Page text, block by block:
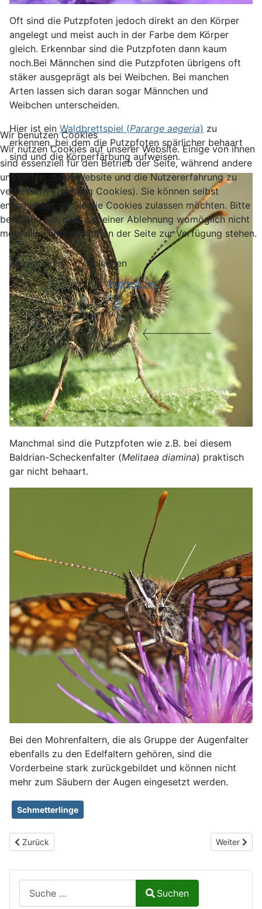
Oft sind die Putzpfoten jedoch direkt an den Körper
angelegt und meist auch in der Farbe dem Körper
gleich. Erkennbar sind die Putzpfoten dann kaum
noch.Bei Männchen sind die Putzpfoten übrigens oft
stäker ausgeprägt als bei Weibchen. Bei manchen
Arten lassen sich daran sogar Männchen und
Weibchen unterscheiden.
Hier ist ein Waldbrettspiel (Pararge aegeria) zu
erkennen, bei dem die Putzpfoten spärlicher behaart
sind und die Körperfärbung aufweisen.
Manchmal sind die Putzpfoten wie z.B. bei diesem
Baldrian-Scheckenfalter (Melitaea diamina) praktisch
gar nicht behaart.
Bei den Mohrenfaltern, die als Gruppe der Augenfalter
ebenfalls zu den Edelfaltern gehören, sind die
Vorderbeine stark zurückgebildet und können nicht
mehr zum Säubern der Augen eingesetzt werden.
Schmetterlinge
Vorheriger Beitrag: Schmetterlingsrüssel
Zurück Nächster
Weiter
Suchen
Wir benutzen Cookies
Wir nutzen Cookies auf unserer Website. Einige von ihnen
sind essenziell für den Betrieb der Seite, während andere
uns helfen, diese Website und die Nutzererfahrung zu
verbessern (Tracking Cookies). Sie können selbst
entscheiden, ob Sie die Cookies zulassen möchten. Bitte
beachten Sie, dass bei einer Ablehnung womöglich nicht
mehr alle Funktionalitäten der Seite zur Verfügung stehen.
Akzeptieren
Ablehnen
Impressum